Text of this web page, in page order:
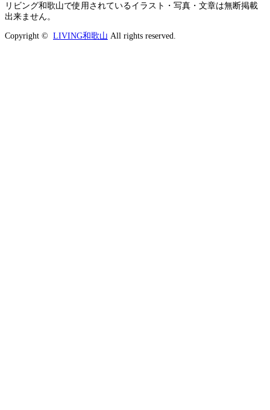
リビング和歌山で使用されているイラスト・写真・文章は無断掲載
出来ません。
Copyright © LIVING和歌山 All rights reserved.